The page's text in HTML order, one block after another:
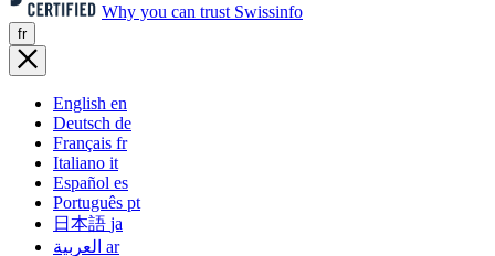
Why you can trust Swissinfo
fr
English en
Deutsch de
Français fr
Italiano it
Español es
Português pt
日本語 ja
ar